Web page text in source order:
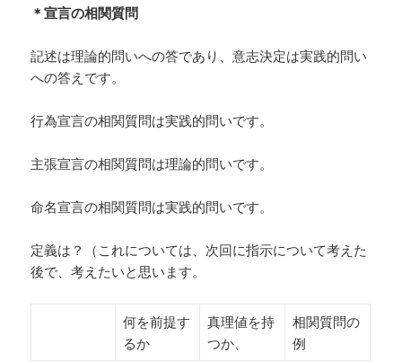
＊宣言の相関質問
記述は理論的問いへの答であり、意志決定は実践的問い
への答えです。
行為宣言の相関質問は実践的問いです。
主張宣言の相関質問は理論的問いです。
命名宣言の相関質問は実践的問いです。
定義は？（これについては、次回に指示について考えた
後で、考えたいと思います。
何を前提す
るか
真理値を持
つか、
相関質問の
例